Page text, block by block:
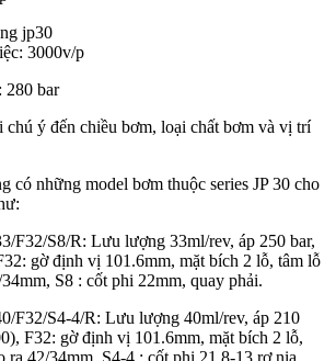
3000v/p
280 bar
ý đến chiều bơm, loại chất bơm và vị trí
có những model bơm thuộc series JP 30 cho
F32/S8/R: Lưu lượng 33ml/rev, áp 250 bar,
gờ định vị 101.6mm, mặt bích 2 lỗ, tâm lỗ
S8 : cốt phi 22mm, quay phải.
F32/S4-4/R: Lưu lượng 40ml/rev, áp 210
F32: gờ định vị 101.6mm, mặt bích 2 lỗ,
ra 42/34mm, S4-4 : cốt phi 21.8-13 rơ nia,